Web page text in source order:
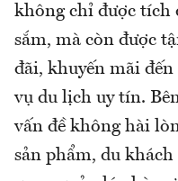
không chỉ được tích
sắm, mà còn được
đãi, khuyến mãi
vụ du lịch uy tín.
vấn đề không hài
sản phẩm, du